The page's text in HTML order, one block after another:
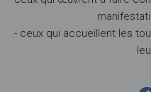
- ceux qui accueillent les